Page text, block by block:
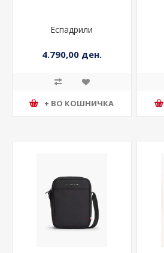
Еспадрили
4.790,00 ден.
+ ВО КОШНИЧКА